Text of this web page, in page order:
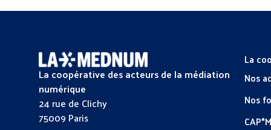
La coopérative des acteurs de la médiation
numérique
24 rue de Clichy
75009 Paris
La
Nos
Nos